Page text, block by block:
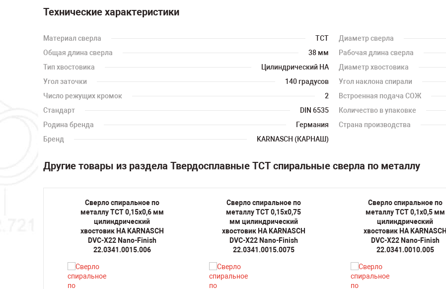
Технические характеристики
Материал сверла TCT Диаметр сверла
Общая длина сверла
38 мм Рабочая длина сверла
Тип хвостовика
Цилиндрический HA Диаметр хвостовика
Угол заточки
140 градусов Угол наклона спирали
Число режущих кромок
2 Встроенная подача СОЖ
Стандарт
DIN 6535 Количество в упаковке
Родина бренда
Германия Страна производства
Бренд
KARNASCH (КАРНАШ)
Другие товары из раздела Твердосплавные TCT спиральные сверла по металлу
Сверло спиральное по
металлу TCT 0,15х0,6 мм
цилиндрический
хвостовик HA KARNASCH
DVC-X22 Nano-Finish
22.0341.0015.006
Сверло спиральное по
металлу TCT 0,15х0,75
мм цилиндрический
хвостовик HA KARNASCH
DVC-X22 Nano-Finish
22.0341.0015.0075
Сверло спиральное по
металлу TCT 0,1х0,5 мм
цилиндрический
хвостовик HA KARNASCH
DVC-X22 Nano-Finish
22.0341.0010.005